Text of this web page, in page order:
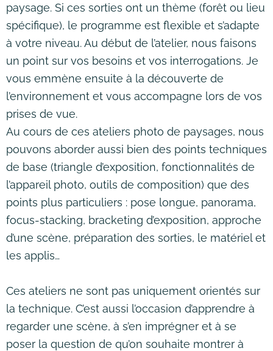
paysage. Si ces sorties ont un thème (forêt ou lieu
spécifique), le programme est flexible et s’adapte
à votre niveau. Au début de l’atelier, nous faisons
un point sur vos besoins et vos interrogations. Je
vous emmène ensuite à la découverte de
l’environnement et vous accompagne lors de vos
prises de vue.
Au cours de ces ateliers photo de paysages, nous
pouvons aborder aussi bien des points techniques
de base (triangle d’exposition, fonctionnalités de
l’appareil photo, outils de composition) que des
points plus particuliers : pose longue, panorama,
focus-stacking, bracketing d’exposition, approche
d’une scène, préparation des sorties, le matériel et
les applis…
Ces ateliers ne sont pas uniquement orientés sur
la technique. C’est aussi l’occasion d’apprendre à
regarder une scène, à s’en imprégner et à se
poser la question de qu’on souhaite montrer à